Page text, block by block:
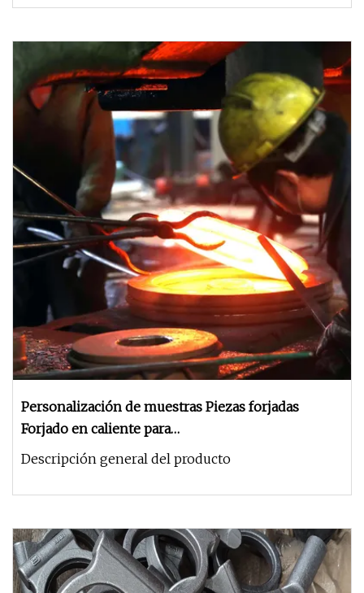
Personalización de muestras Piezas forjadas
Forjado en caliente para
excavadoras/cargadoras/bulldozers/camiones
de rodaje de maquinaria de construcción
Descripción general del producto